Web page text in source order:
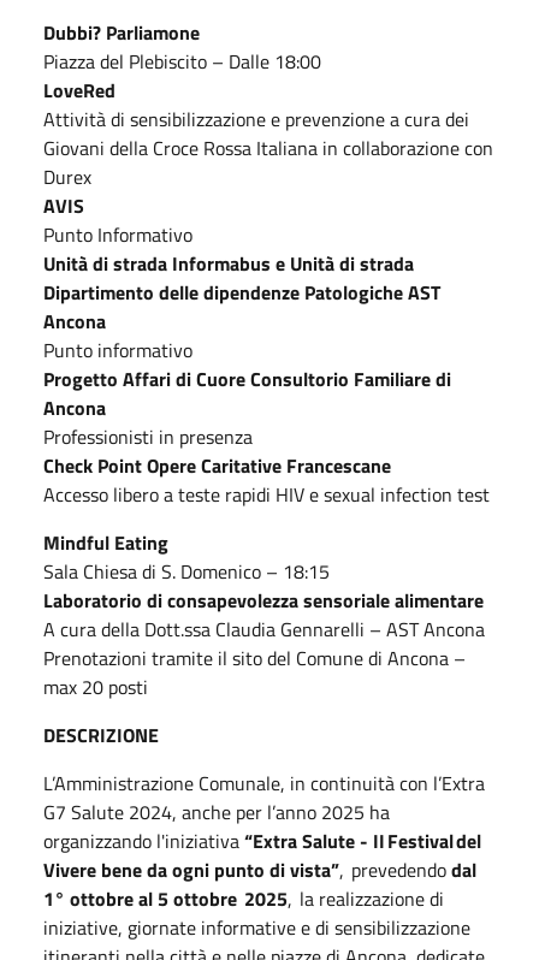
Dubbi? Parliamone
Piazza del Plebiscito – Dalle 18:00
LoveRed
Attività di sensibilizzazione e prevenzione a cura dei
Giovani della Croce Rossa Italiana in collaborazione con
Durex
AVIS
Punto Informativo
Unità di strada Informabus e Unità di strada
Dipartimento delle dipendenze Patologiche AST
Ancona
Punto informativo
Progetto Affari di Cuore Consultorio Familiare di
Ancona
Professionisti in presenza
Check Point Opere Caritative Francescane
Accesso libero a teste rapidi HIV e sexual infection test
Mindful Eating
Sala Chiesa di S. Domenico – 18:15
Laboratorio di consapevolezza sensoriale alimentare
A cura della Dott.ssa Claudia Gennarelli – AST Ancona
Prenotazioni tramite il sito del Comune di Ancona –
max 20 posti
DESCRIZIONE
L’Amministrazione Comunale, in continuità con l’Extra
G7 Salute 2024, anche per l’anno 2025 ha
organizzando l'iniziativa“Extra Salute - II Festival del
Vivere bene da ogni punto di vista”, prevedendodal
1° ottobre al 5 ottobre 2025, la realizzazione di
iniziative, giornate informative e di sensibilizzazione